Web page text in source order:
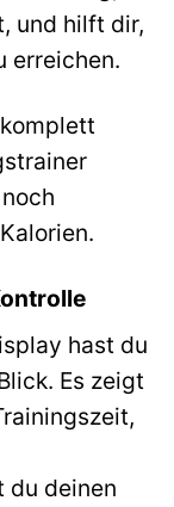
und hilft dir,
erreichen.
hast du
Es zeigt
du deinen